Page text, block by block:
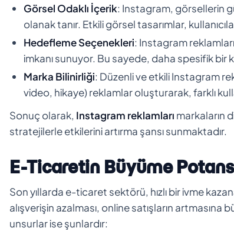
Görsel Odaklı İçerik: Instagram, görsellerin
olanak tanır. Etkili görsel tasarımlar,
Hedefleme Seçenekleri: Instagram
imkanı sunuyor. Bu sayede, daha spesifik bir
Marka Bilinirliği: Düzenli ve etkili Instagram
video, hikaye) reklamlar oluşturarak, farklı
Sonuç olarak, Instagram reklamları markaların
stratejilerle etkilerini artırma şansı sunmaktadır.
E-Ticaretin Büyüme
Son yıllarda e-ticaret sektörü, hızlı bir ivme
alışverişin azalması, online satışların
unsurlar ise şunlardır: